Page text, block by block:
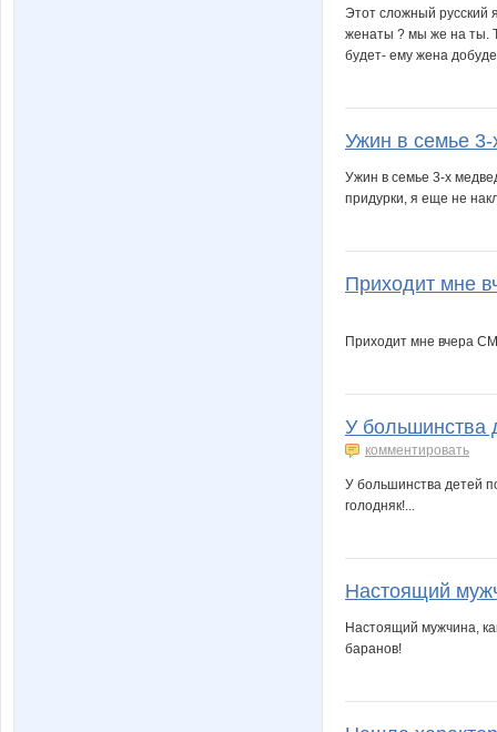
Этот сложный русский
женаты ? мы же на ты.
будет- ему жена
Ужин в семье
Ужин в семье 3-х
придурки, я еще не
Приходит мне
Приходит мне вчера
У большинства
комментировать
У большинства детей
голодняк!...
Настоящий
Настоящий мужчина,
баранов!